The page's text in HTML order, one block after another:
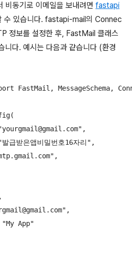
비동기로 이메일을 보내려면 fastapi
수 있습니다. fastapi-mail의 Connec
정보를 설정한 후, FastMail 클래스
니다. 예시는 다음과 같습니다 (환경
FastMail, MessageSchema,
급받은앱비밀번호16자리",
App"